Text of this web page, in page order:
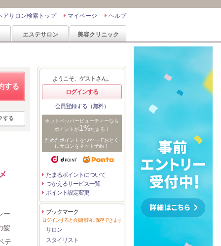
ヘルプ
マイページ
アサロン検索トップ
エステサロン 美容クリニック
する
する
ー
髪
テ
ようこそ、ゲストさん。
ログインする
会員登録する（無料）
ホットペッパービューティーなら
ポイントが1%たまる！
ためたポイントをつかっておとく
にサロンをネット予約！
たまるポイントについて
つかえるサービス一覧
ポイント設定変更
ブックマーク
ログインすると会員情報に保存できます
サロン
スタイリスト